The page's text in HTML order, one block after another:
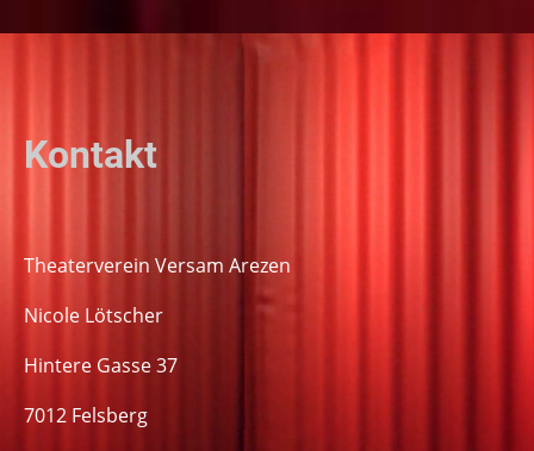
Kontakt
Theaterverein Versam Arezen
Nicole Lötscher
Hintere Gasse 37
7012 Felsberg